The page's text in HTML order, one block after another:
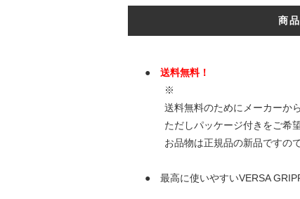
商
● 送料無料！
※
送料無料のためにメーカーから送
ただしパッケージ付きをご希望
お品物は正規品の新品ですので
● 最高に使いやすいVERSA